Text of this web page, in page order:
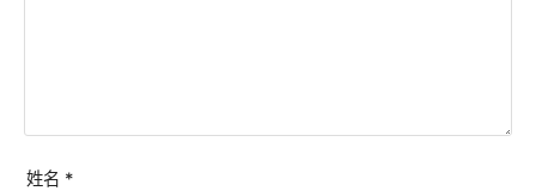
姓名 *